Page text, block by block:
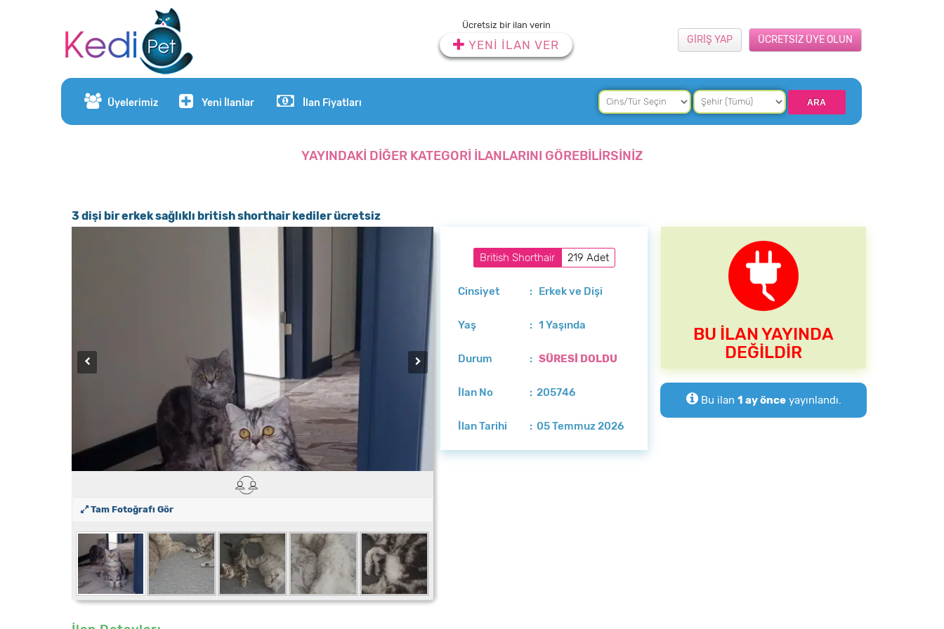
Ücretsiz bir ilan verin
YENİ İLAN VER ÜCRETSİZ ÜYE OLUN
GİRİŞ YAP
Üyelerimiz Yeni İlanlar İlan Fiyatları
YAYINDAKİ DİĞER KATEGORİ İLANLARINI GÖREBİLİRSİNİZ
3 dişi bir erkek sağlıklı british shorthair kediler ücretsiz
Tam Fotoğrafı Gör
British Shorthair 219 Adet
Cinsiyet : Erkek ve Dişi
Yaş : 1 Yaşında
Durum :SÜRESİ DOLDU
İlan No : 205746
İlan Tarihi : 05 Temmuz 2026
BU İLAN YAYINDA
DEĞİLDİR
Bu ilan 1 ay önceyayınlandı.